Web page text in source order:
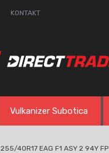
KONTAKT
Vulkanizer Subotica
255/40R17 EAG F1 ASY 2 94Y FP